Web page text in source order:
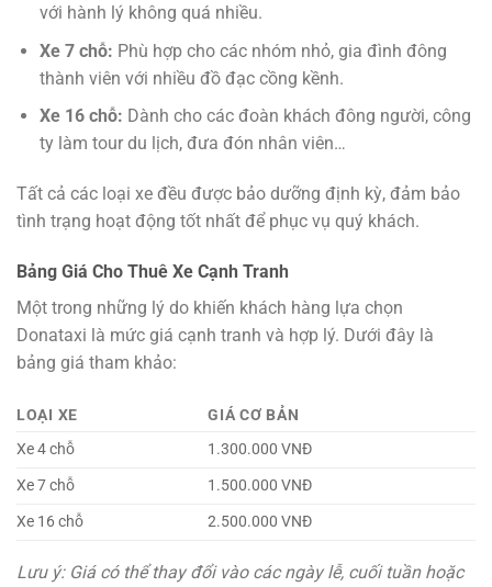
với hành lý không quá nhiều.
Xe 7 chỗ: Phù hợp cho các nhóm nhỏ, gia đình đông
thành viên với nhiều đồ đạc cồng kềnh.
Xe 16 chỗ: Dành cho các đoàn khách đông người, công
ty làm tour du lịch, đưa đón nhân viên…
Tất cả các loại xe đều được bảo dưỡng định kỳ, đảm bảo
tình trạng hoạt động tốt nhất để phục vụ quý khách.
Bảng Giá Cho Thuê Xe Cạnh Tranh
Một trong những lý do khiến khách hàng lựa chọn
Donataxi là mức giá cạnh tranh và hợp lý. Dưới đây là
bảng giá tham khảo:
LOẠI XE
GIÁ CƠ BẢN
Xe 4 chỗ
1.300.000 VNĐ
Xe 7 chỗ
1.500.000 VNĐ
Xe 16 chỗ
2.500.000 VNĐ
Lưu ý: Giá có thể thay đổi vào các ngày lễ, cuối tuần hoặc